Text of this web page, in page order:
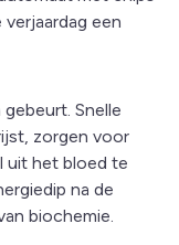
een
Snelle
zorgen voor
uit het bloed te
na de
biochemie.